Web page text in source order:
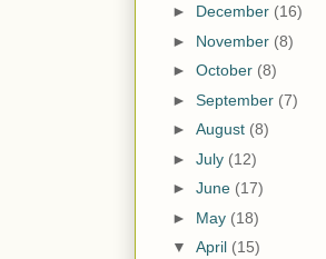
► December (16)
► November (8)
► October (8)
► September (7)
► August (8)
► July (12)
► June (17)
► May (18)
▼ April (15)